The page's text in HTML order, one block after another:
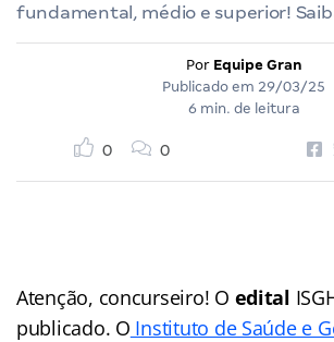
fundamental, médio e superior!
Por Equipe Gran
Publicado em 29/03/25
6 min. de leitura
0 0
Atenção, concurseiro! O edital
publicado. O Instituto de Saúde e